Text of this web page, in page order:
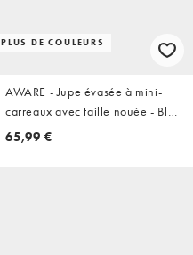
PLUS DE COULEURS
AWARE - Jupe évasée à mini-
carreaux avec taille nouée - Bleu
et sarcelle
65,99 €